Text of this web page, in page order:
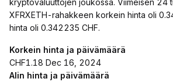
kryptovaluuttojen joukossa. Viimeisen 24
XFRXETH-rahakkeen korkein hinta oli
hinta oli 0.342235 CHF.
Korkein hinta ja päivämäärä
CHF1.18 Dec 16, 2024
Alin hinta ja päivämäärä